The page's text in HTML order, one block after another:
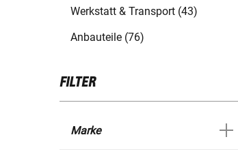
Werkstatt & Transport (43)
Anbauteile (76)
FILTER
Marke